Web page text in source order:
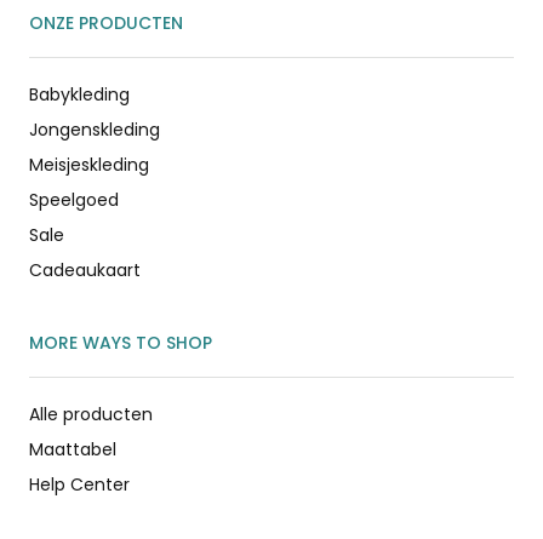
ONZE PRODUCTEN
Babykleding
Jongenskleding
Meisjeskleding
Speelgoed
Sale
Cadeaukaart
MORE WAYS TO SHOP
Alle producten
Maattabel
Help Center